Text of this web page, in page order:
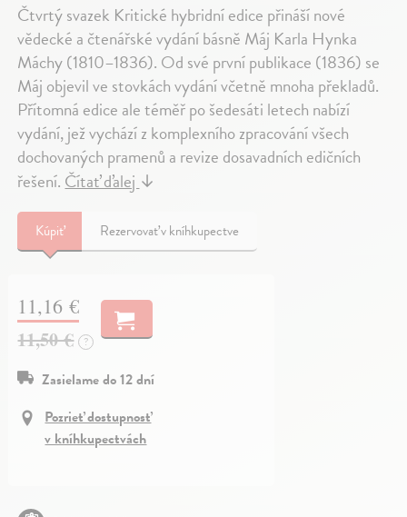
Čtvrtý svazek Kritické hybridní edice přináší nové
vědecké a čtenářské vydání básně Máj Karla Hynka
Máchy (1810–1836). Od své první publikace (1836) se
Máj objevil ve stovkách vydání včetně mnoha překladů.
Přítomná edice ale téměř po šedesáti letech nabízí
vydání, jež vychází z komplexního zpracování všech
dochovaných pramenů a revize dosavadních edičních
řešení.Čítať ďalej↓
Kúpiť Rezervovať v kníhkupectve
11,16 €
11,50 € ?
Zasielame do 12 dní
Pozrieť dostupnosť
v kníhkupectvách